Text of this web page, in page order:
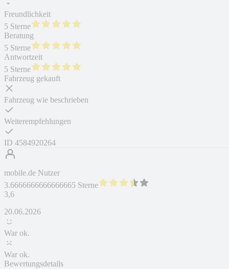
Freundlichkeit
5 Sterne
Beratung
5 Sterne
Antwortzeit
5 Sterne
Fahrzeug gekauft
Fahrzeug wie beschrieben
Weiterempfehlungen
ID 4584920264
mobile.de Nutzer
3.6666666666666665 Sterne
3,6
20.06.2026
War ok.
War ok.
Bewertungsdetails